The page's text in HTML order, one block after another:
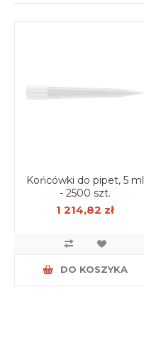
Końcówki do pipet, 5 ml
- 2500 szt.
1 214,82 zł
DO KOSZYKA